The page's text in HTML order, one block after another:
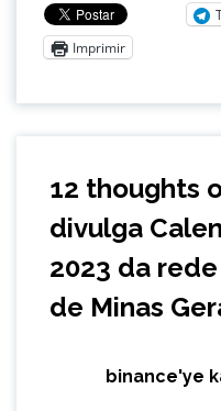
Imprimir
12 thoughts
divulga
2023 da
de Minas
binance'ye